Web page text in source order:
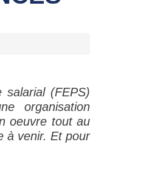
salarial (FEPS)
organisation
oeuvre tout au
à venir. Et pour